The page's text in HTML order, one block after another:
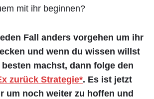
mit ihr beginnen?
Fall anders vorgehen um ihr
und wenn du wissen willst
machst, dann folge den
zurück Strategie*. Es ist jetzt
um noch weiter zu hoffen und